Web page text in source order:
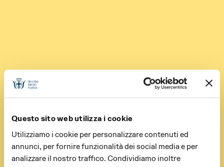
Questo sito web utilizza i cookie
Utilizziamo i cookie per personalizzare contenuti ed
annunci, per fornire funzionalità dei social media e per
analizzare il nostro traffico. Condividiamo inoltre